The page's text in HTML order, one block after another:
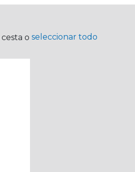
o seleccionar todo